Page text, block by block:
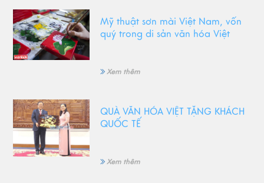
Mỹ thuật sơn mài Việt Nam, vốn
quý trong di sản văn hóa Việt
Xem thêm
QUÀ VĂN HÓA VIỆT TẶNG KHÁCH
QUỐC TẾ
Xem thêm